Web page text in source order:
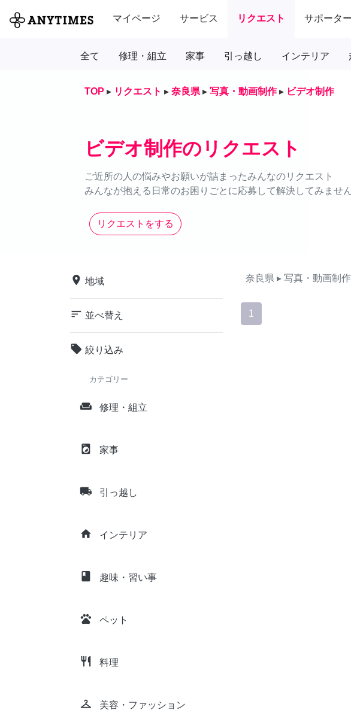
マイページ サービス リクエスト サポーター
全て 修理・組立 家事 引っ越し インテリア
TOP ▸ リクエスト ▸ 奈良県 ▸ 写真・動画制作 ▸ ビデオ制作
ビデオ制作のリクエスト
ご近所の人の悩みやお願いが詰まったみんなのリクエスト
みんなが抱える日常のお困りごとに応募して解決してみませ
リクエストをする
place 地域
sort 並べ替え
local_offer 絞り込み
カテゴリー
weekend 修理・組立
local_laundry_service 家事
local_shipping 引っ越し
home インテリア
class 趣味・習い事
pets ペット
restaurant 料理
checkroom 美容・ファッション
奈良県 ▸ 写真・動画制作
1